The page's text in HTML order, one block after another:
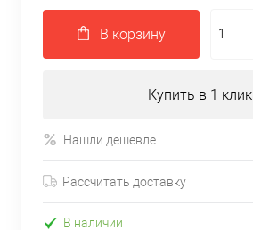
В корзину
Купить в 1 клик
Нашли дешевле
Рассчитать доставку
В наличии